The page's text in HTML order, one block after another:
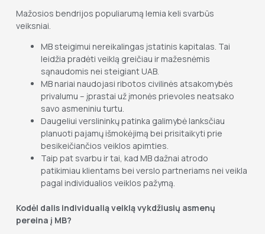
Mažosios bendrijos populiarumą lemia keli svarbūs
veiksniai.
MB steigimui nereikalingas įstatinis kapitalas. Tai
leidžia pradėti veiklą greičiau ir mažesnėmis
sąnaudomis nei steigiant UAB.
MB nariai naudojasi ribotos civilinės atsakomybės
privalumu – įprastai už įmonės prievoles neatsako
savo asmeniniu turtu.
Daugeliui verslininkų patinka galimybė lanksčiau
planuoti pajamų išmokėjimą bei prisitaikyti prie
besikeičiančios veiklos apimties.
Taip pat svarbu ir tai, kad MB dažnai atrodo
patikimiau klientams bei verslo partneriams nei veikla
pagal individualios veiklos pažymą.
Kodėl dalis individualią veiklą vykdžiusių asmenų
pereina į MB?